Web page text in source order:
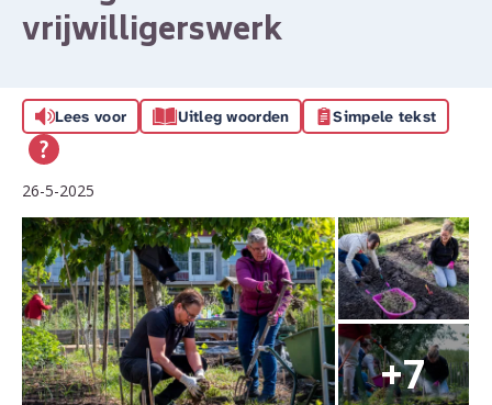
vrijwilligerswerk
Lees voor Uitleg woorden Simpele tekst
26-5-2025